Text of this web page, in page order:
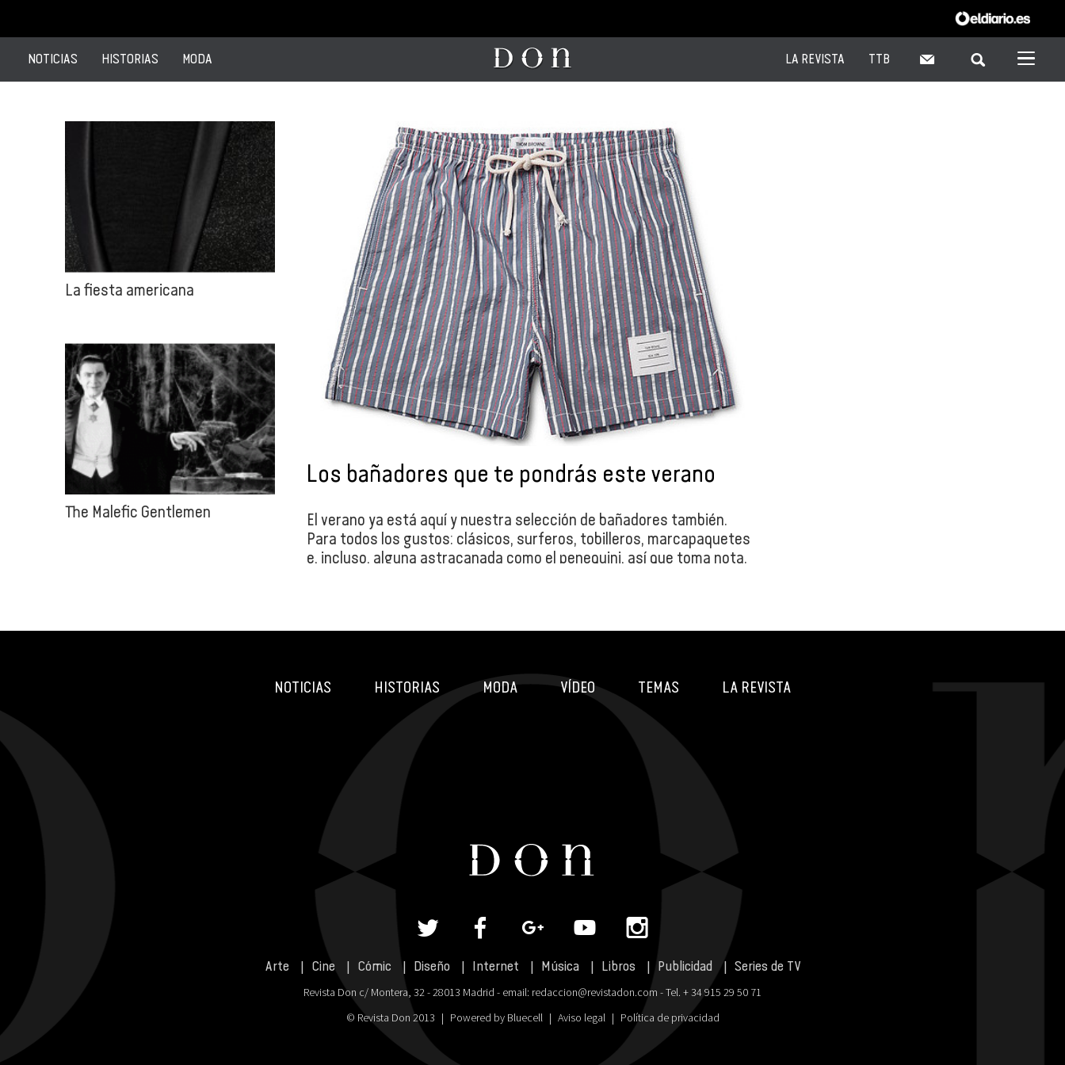
NOTICIAS HISTORIAS MODA LA REVISTA TTB
La fiesta americana
The Malefic Gentlemen
Los bañadores que te pondrás este verano
El verano ya está aquí y nuestra selección de bañadores también.
Para todos los gustos: clásicos, surferos, tobilleros, marcapaquetes
e, incluso, alguna astracanada como el penequini, así que toma nota.
NOTICIAS HISTORIAS MODA VÍDEO TEMAS LA REVISTA
Arte Cine Cómic Diseño Internet Música Libros Publicidad Series de TV
Revista Don c/ Montera, 32 - 28013 Madrid - email: redaccion@revistadon.com - Tel. + 34 915 29 50 71
© Revista Don 2013 | Powered by Bluecell | Aviso legal | Política de privacidad